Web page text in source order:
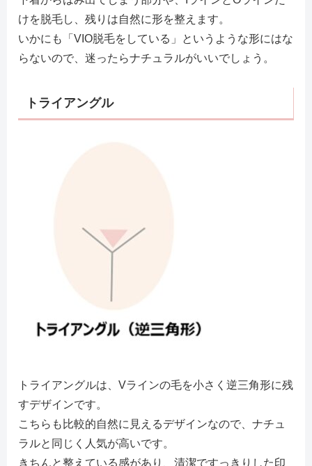
けを脱毛し、残りは自然に形を整えます。
いかにも「VIO脱毛をしている」というような形にはな
らないので、迷ったらナチュラルがいいでしょう。
トライアングル
トライアングルは、Vラインの毛を小さく逆三角形に残
すデザインです。
こちらも比較的自然に見えるデザインなので、ナチュ
ラルと同じく人気が高いです。
きちんと整えている感があり、清潔ですっきりした印